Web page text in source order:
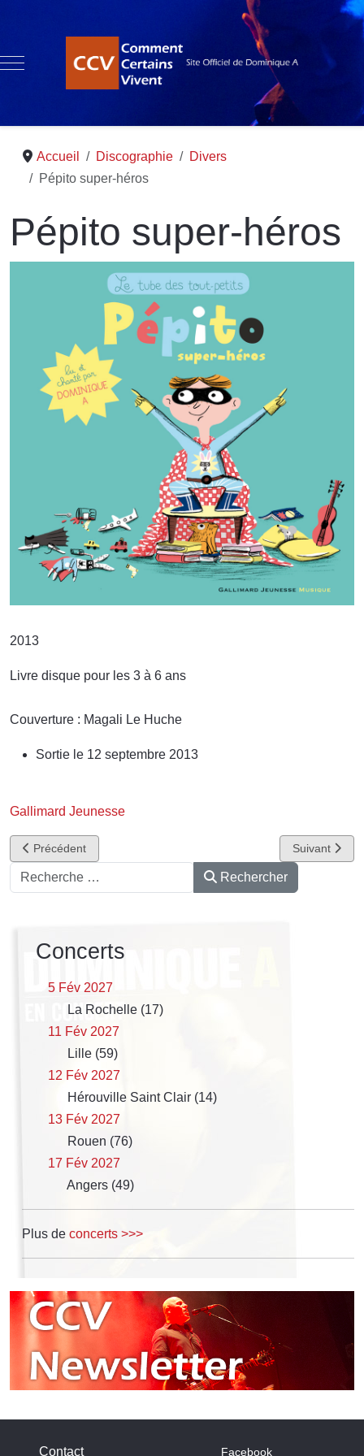
Mobile Menu Toggle
Accueil Discographie
Divers
Pépito super-héros
Pépito super-héros
2013
Livre disque pour les 3 à 6 ans
Couverture : Magali Le Huche
Sortie le 12 septembre 2013
Gallimard Jeunesse
Article précédent : Les symphonies Subaquatiques
Précédent Article
Suivant
Rechercher Rechercher
Concerts
5 Fév 2027
La Rochelle (17)
11 Fév 2027
Lille (59)
12 Fév 2027
Hérouville Saint Clair (14)
13 Fév 2027
Rouen (76)
17 Fév 2027
Angers (49)
Plus de concerts >>>
Contact Facebook